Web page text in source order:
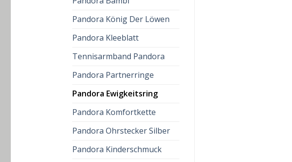
Pandora König Der Löwen
Pandora Kleeblatt
Tennisarmband Pandora
Pandora Partnerringe
Pandora Ewigkeitsring
Pandora Komfortkette
Pandora Ohrstecker Silber
Pandora Kinderschmuck